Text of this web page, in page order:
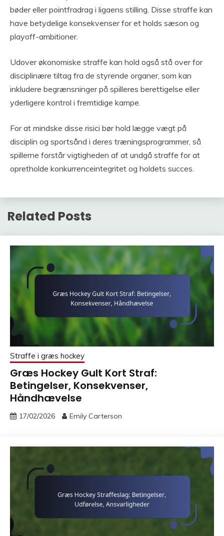
bøder eller pointfradrag i ligaens stilling. Disse straffe kan
have betydelige konsekvenser for et holds sæson og
playoff-ambitioner.
Udover økonomiske straffe kan hold også stå over for
disciplinære tiltag fra de styrende organer, som kan
inkludere begrænsninger på spilleres berettigelse eller
yderligere kontrol i fremtidige kampe.
For at mindske disse risici bør hold lægge vægt på
disciplin og sportsånd i deres træningsprogrammer, så
spillerne forstår vigtigheden af at undgå straffe for at
opretholde konkurrenceintegritet og holdets succes.
Related Posts
Straffe i græs hockey
Græs Hockey Gult Kort Straf:
Betingelser, Konsekvenser,
Håndhævelse
17/02/2026 Emily Carterson